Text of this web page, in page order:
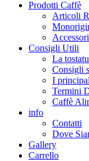
Prodotti Caffè
Articoli
Consigli Utili
La
Consigli
I
Termini
Caffè
info
Contatti
Dove
Gallery
Carrello